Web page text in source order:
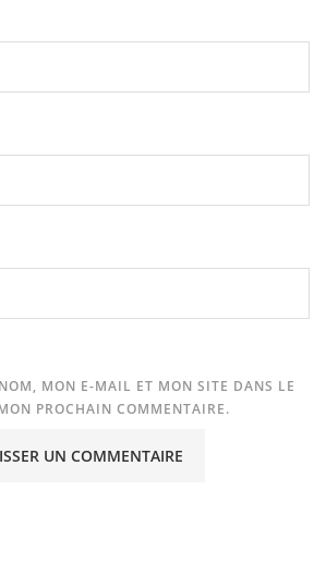
MON E-MAIL ET MON SITE DANS LE
PROCHAIN COMMENTAIRE.